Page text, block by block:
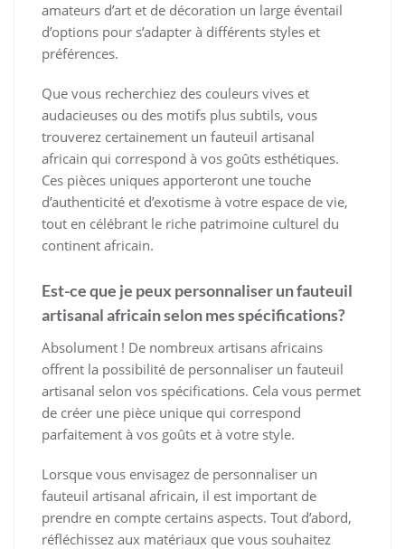
amateurs d’art et de décoration un large éventail
d’options pour s’adapter à différents styles et
préférences.
Que vous recherchiez des couleurs vives et
audacieuses ou des motifs plus subtils, vous
trouverez certainement un fauteuil artisanal
africain qui correspond à vos goûts esthétiques.
Ces pièces uniques apporteront une touche
d’authenticité et d’exotisme à votre espace de vie,
tout en célébrant le riche patrimoine culturel du
continent africain.
Est-ce que je peux personnaliser un fauteuil
artisanal africain selon mes spécifications?
Absolument ! De nombreux artisans africains
offrent la possibilité de personnaliser un fauteuil
artisanal selon vos spécifications. Cela vous permet
de créer une pièce unique qui correspond
parfaitement à vos goûts et à votre style.
Lorsque vous envisagez de personnaliser un
fauteuil artisanal africain, il est important de
prendre en compte certains aspects. Tout d’abord,
réfléchissez aux matériaux que vous souhaitez